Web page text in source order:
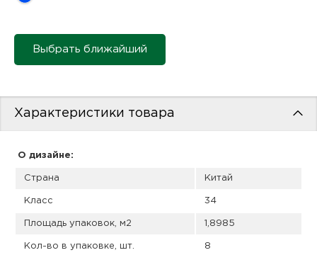
Выбрать ближайший
Характеристики товара
О дизайне:
Страна Китай
Класс 34
Площадь упаковок, м2 1,8985
Кол-во в упаковке, шт. 8